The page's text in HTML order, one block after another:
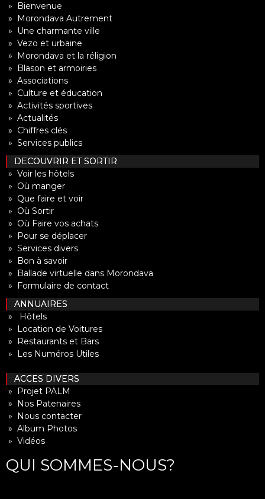
» Bienvenue
» Morondava Autrement
» Une charmante ville
» Vezo et urbaine
» Morondava et la réligion
» Blason et armoiries
» Associations
» Culture et éducation
» Activités sportives
» Actualités
» Chiffres clés
» Services publics
DECOUVRIR ET SORTIR
» Voir les hôtels
» Où manger
» Que faire et voir
» Où Sortir
» Où Faire vos achats
» Pour se déplacer
» Services divers
» Bon à savoir
» Ballade virtuelle dans Morondava
» Formulaire de contact
ANNUAIRES
» Hôtels
» Location de Voitures
» Restaurants et Bars
» Les Numéros Utiles
ACCES DIVERS
» Projet PALM
» Nos Patenaires
» Nous contacter
» Album Photos
» Vidéos
QUI SOMMES-NOUS?